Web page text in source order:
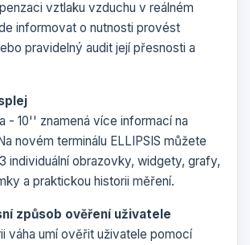
vztlaku vzduchu v reálném
informovat o nutnosti provést
pravidelný audit její přesnosti a
- 10'' znamená více informací na
novém terminálu ELLIPSIS můžete
individuální obrazovky, widgety, grafy,
a praktickou historii měření.
způsob ověření uživatele
váha umí ověřit uživatele pomocí